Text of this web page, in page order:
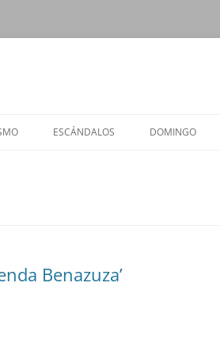
ESCÁNDALOS DOMINGO
Benazuza’